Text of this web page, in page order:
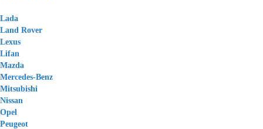
Lada
Land Rover
Lexus
Lifan
Mazda
Mercedes-Benz
Mitsubishi
Nissan
Opel
Peugeot